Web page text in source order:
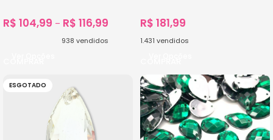
R$ 104,99 – R$ 116,99
938 vendidos
R$ 181,99
1.431 vendidos
ESGOTADO